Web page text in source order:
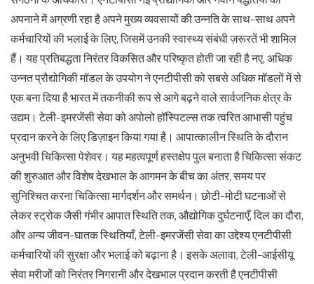
अपनाने में अग्रणी रहा है अपने मुख्य व्यवसायों की उन्नति के साथ-साथ अपने
कर्मचारियों की भलाई के लिए, जिसमें उनकी स्वास्थ्य संबंधी ज़रूरतें भी शामिल
हैं। यह प्रतिबद्धता निरंतर विकसित और परिष्कृत होती जा रही है नए, अधिक
उन्नत प्रौद्योगिकी मॉडल के उपयोग ने एनटीपीसी को सबसे अधिक मॉडलों में से
एक बना दिया है भारत में तकनीकी रूप से आगे बढ़ने वाले सार्वजनिक क्षेत्र के
उद्यम। टेली-इमरजेंसी सेवा को अपोलो हॉस्पिटल्स तक त्वरित आभासी पहुंच
प्रदान करने के लिए डिज़ाइन किया गया है। आपात्कालीन स्थिति के दौरान
अनुभवी चिकित्सा पेशेवर। यह महत्वपूर्ण हस्तक्षेप पुल बनाता है चिकित्सा संकट
की शुरुआत और विशेष देखभाल के आगमन के बीच का अंतर, समय पर
सुनिश्चित करना चिकित्सा मार्गदर्शन और समर्थन। छोटी-मोटी घटनाओं से
लेकर स्ट्रोक जैसी गंभीर आपात स्थिति तक, औद्योगिक दुर्घटनाएँ, दिल का दौरा,
और अन्य जीवन-घातक स्थितियाँ, टेली-इमरजेंसी सेवा का उद्देश्य एनटीपीसी
कर्मचारियों की सुरक्षा और भलाई को बढ़ाना है। इसके अलावा, टेली-आईसीयू
सेवा मरीजों को निरंतर निगरानी और देखभाल प्रदान करती है एनटीपीसी